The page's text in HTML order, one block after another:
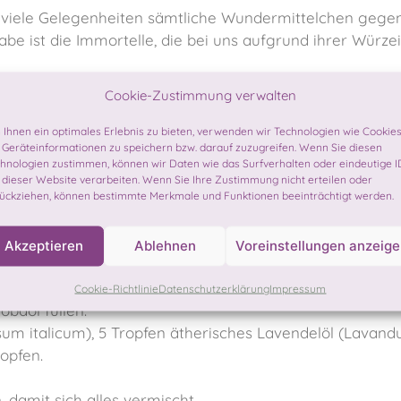
Cookie-Zustimmung verwalten
Ihnen ein optimales Erlebnis zu bieten, verwenden wir Technologien wie
zu speichern bzw. darauf zuzugreifen. Wenn Sie diesen
zustimmen, können wir Daten wie das Surfverhalten oder eindeutige
Website verarbeiten. Wenn Sie Ihre Zustimmung nicht erteilen oder
können bestimmte Merkmale und Funktionen beeinträchtigt werden.
Akzeptieren Ablehnen Voreinstellungen
Cookie-RichtlinieDatenschutzerklärungImpressum
Gelegenheiten sämtliche Wundermittelchen
ist die Immortelle, die bei uns aufgrund ihrer
und den Lymphfluss fördernde Wirkung
erst gar nicht so richtig blau werden lassen.
anstrengenden Training ebenso keinesfalls
noch ätherisches Lavendelöl, das ebenso
füllen.
italicum), 5 Tropfen ätherisches Lavendelöl